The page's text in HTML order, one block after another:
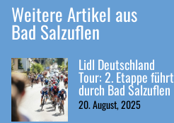
Weitere Artikel aus
Bad Salzuflen
Lidl Deutschland
Tour: 2. Etappe führt
durch Bad Salzuflen
20. August, 2025